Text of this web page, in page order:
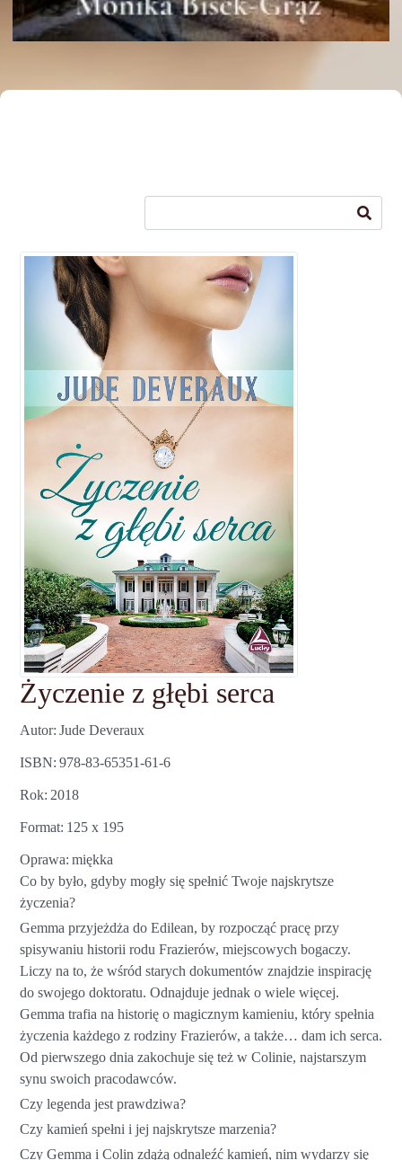
Życzenie z głębi serca
Autor Jude Deveraux
ISBN 978-83-65351-61-6
Rok 2018
Format 125 x 195
Oprawa miękka
Co by było, gdyby mogły się spełnić Twoje najskrytsze
życzenia?
Gemma przyjeżdża do Edilean, by rozpocząć pracę przy
spisywaniu historii rodu Frazierów, miejscowych bogaczy.
Liczy na to, że wśród starych dokumentów znajdzie inspirację
do swojego doktoratu. Odnajduje jednak o wiele więcej.
Gemma trafia na historię o magicznym kamieniu, który spełnia
życzenia każdego z rodziny Frazierów, a także… dam ich serca.
Od pierwszego dnia zakochuje się też w Colinie, najstarszym
synu swoich pracodawców.
Czy legenda jest prawdziwa?
Czy kamień spełni i jej najskrytsze marzenia?
Czy Gemma i Colin zdążą odnaleźć kamień, nim wydarzy się